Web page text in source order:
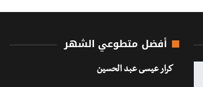
أفضل متطوعي الشهر
كرار عيسى عبد الحسين